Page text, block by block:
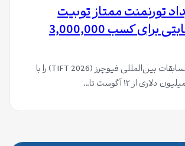
تورنمنت ممتاز تو‌بیت
(TIFT) با رقابتی برای کسب 3,000,000
توبیت بازگشت مسابقات بین‌المللی فیوچرز (TIFT 2026) را با